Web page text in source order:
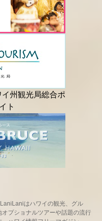
はハワイの観光、グル
プショナルツアーや話題の流行